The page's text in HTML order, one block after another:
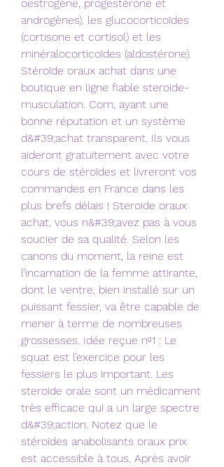
oestrogène, progestérone et
androgènes), les glucocorticoïdes
(cortisone et cortisol) et les
minéralocorticoïdes (aldostérone).
Stéroïde oraux achat dans une
boutique en ligne fiable steroide-
musculation. Com, ayant une
bonne réputation et un système
d&#39;achat transparent. Ils vous
aideront gratuitement avec votre
cours de stéroïdes et livreront vos
commandes en France dans les
plus brefs délais ! Steroide oraux
achat, vous n&#39;avez pas à vous
soucier de sa qualité. Selon les
canons du moment, la reine est
l’incarnation de la femme attirante,
dont le ventre, bien installé sur un
puissant fessier, va être capable de
mener à terme de nombreuses
grossesses. Idée reçue nº1 : Le
squat est l’exercice pour les
fessiers le plus important. Les
steroide orale sont un médicament
très efficace qui a un large spectre
d&#39;action. Notez que le
stéroïdes anabolisants oraux prix
est accessible à tous. Après avoir